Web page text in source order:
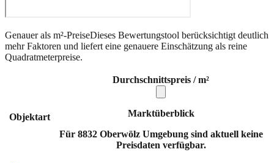
Genauer als m²-PreiseDieses Bewertungstool berücksichtigt deutlich
mehr Faktoren und liefert eine genauere Einschätzung als reine
Quadratmeterpreise.
Objektart
Durchschnittspreis / m²
Marktüberblick
Für 8832 Oberwölz Umgebung sind aktuell keine
Preisdaten verfügbar.